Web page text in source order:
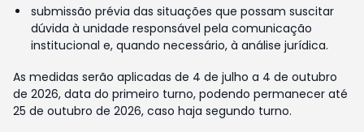
submissão prévia das situações que possam suscitar
dúvida à unidade responsável pela comunicação
institucional e, quando necessário, à análise jurídica.
As medidas serão aplicadas de 4 de julho a 4 de outubro
de 2026, data do primeiro turno, podendo permanecer até
25 de outubro de 2026, caso haja segundo turno.